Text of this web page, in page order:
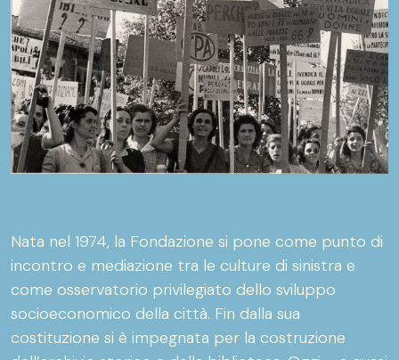
Nata nel 1974, la Fondazione si pone come punto di
incontro e mediazione tra le culture di sinistra e
come osservatorio privilegiato dello sviluppo
socioeconomico della città. Fin dalla sua
costituzione si è impegnata per la costruzione